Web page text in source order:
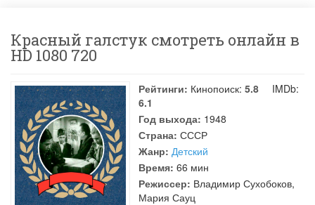
Красный галстук смотреть онлайн в
HD 1080 720
Рейтинги: Кинопоиск: 5.8
IMDb:
6.1
Год выхода: 1948
Страна: СССР
Жанр: Детский
Время: 66 мин
Режиссер: Владимир Сухобоков,
Мария Сауц